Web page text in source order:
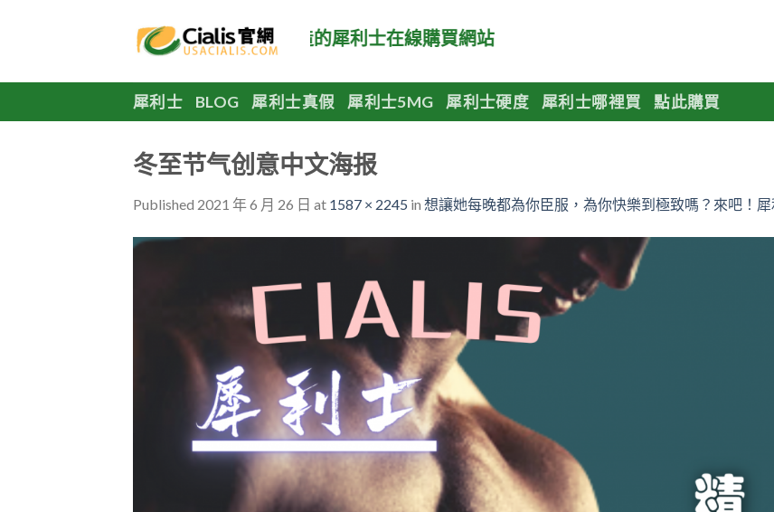
犀利士官網，正品美國原廠製造的犀利士在線購買網站
犀利士 BLOG 犀利士真假 犀利士5MG 犀利士硬度 犀利士哪裡買 點此購買
冬至节气创意中文海报
Published 2021 年 6 月 26 日 at 1587 × 2245 in 想讓她每晚都為你臣服，為你快樂到極致嗎？來吧！